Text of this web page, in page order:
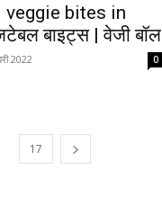
| veggie bites in
बाइट्स | वेजी बॉल
2022 0
17